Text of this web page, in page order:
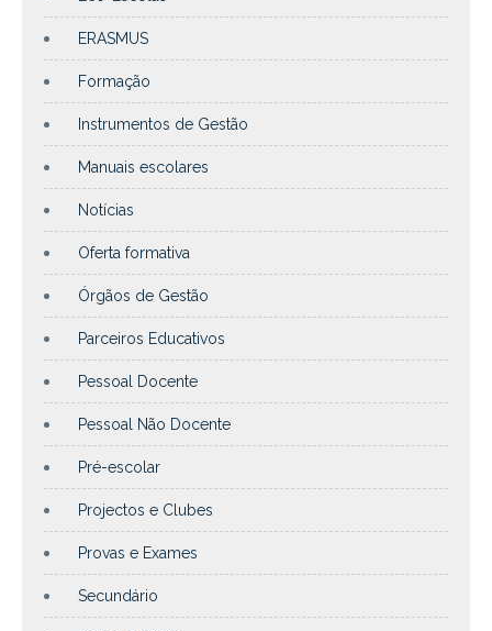
ERASMUS
Formação
Instrumentos de Gestão
Manuais escolares
Notícias
Oferta formativa
Órgãos de Gestão
Parceiros Educativos
Pessoal Docente
Pessoal Não Docente
Pré-escolar
Projectos e Clubes
Provas e Exames
Secundário